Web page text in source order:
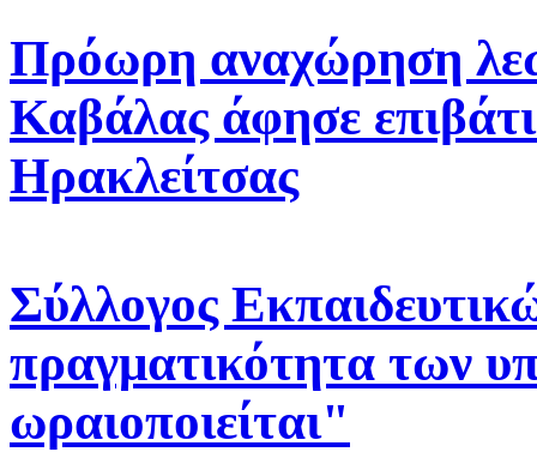
Πρόωρη αναχώρηση
Καβάλας άφησε
Ηρακλείτσας
Σύλλογος
πραγματικότητα των
ωραιοποιείται"